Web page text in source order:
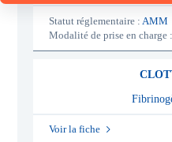
Statut réglementaire : AMM
Modalité de prise en charge
Voir la fiche